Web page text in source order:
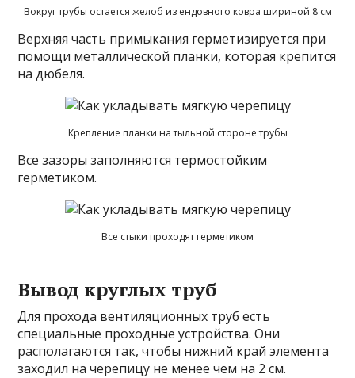
Вокруг трубы остается желоб из ендовного ковра шириной 8 см
Верхняя часть примыкания герметизируется при
помощи металлической планки, которая крепится
на дюбеля.
Крепление планки на тыльной стороне трубы
Все зазоры заполняются термостойким
герметиком.
Все стыки проходят герметиком
Вывод круглых труб
Для прохода вентиляционных труб есть
специальные проходные устройства. Они
располагаются так, чтобы нижний край элемента
заходил на черепицу не менее чем на 2 см.